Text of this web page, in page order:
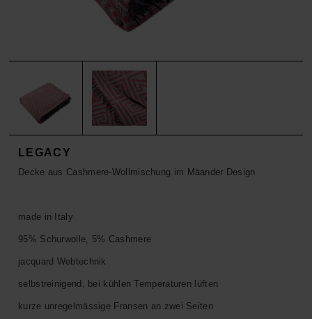
HOSEN
SALE
LEGACY
Decke aus Cashmere-Wollmischung im Mäander Design
made in Italy
95% Schurwolle, 5% Cashmere
jacquard Webtechnik
selbstreinigend, bei kühlen Temperaturen lüften
kurze unregelmässige Fransen an zwei Seiten